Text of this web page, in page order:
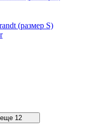
(размер S)
еще 12